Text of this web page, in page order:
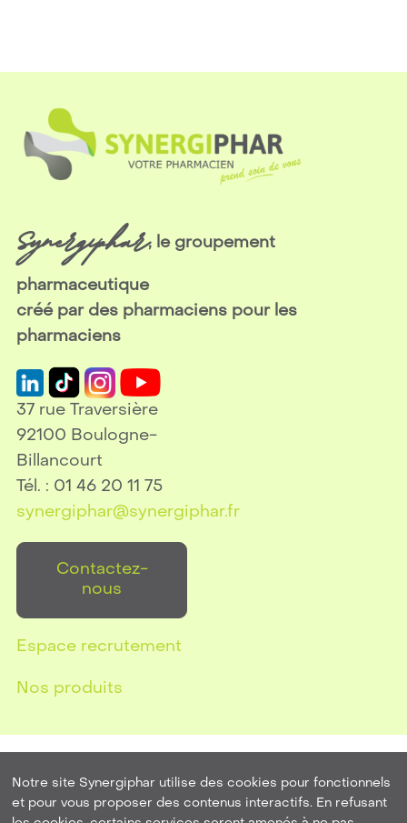
Synergiphar, le groupement
pharmaceutique
créé par des pharmaciens pour les
pharmaciens
37 rue Traversière
92100 Boulogne-
Billancourt
Tél. : 01 46 20 11 75
synergiphar@synergiphar.fr
Contactez-
nous
Espace recrutement
Nos produits
Notre site Synergiphar utilise des cookies pour fonctionnels
et pour vous proposer des contenus interactifs. En refusant